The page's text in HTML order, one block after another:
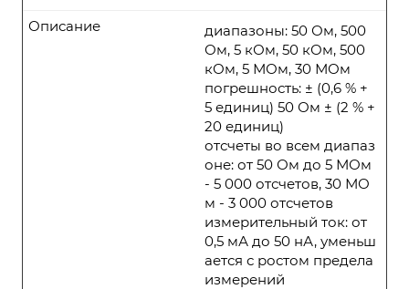
диапазоны: 50 Ом, 500
Ом, 5 кОм, 50 кОм, 500
кОм, 5 МОм, 30 МОм
погрешность: ± (0,6 % +
5 единиц) 50 Ом ± (2 % +
20 единиц)
отсчеты во всем диапаз
оне: от 50 Ом до 5 МОм
- 5 000 отсчетов, 30 МО
м - 3 000 отсчетов
измерительный ток: от
0,5 мА до 50 нА, уменьш
ается с ростом предела
измерений
Описание